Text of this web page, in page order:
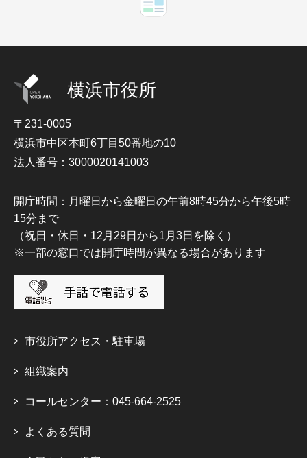
横浜市役所
〒231-0005
横浜市中区本町6丁目50番地の10
法人番号：3000020141003
開庁時間：月曜日から金曜日の午前8時45分から午後5時
15分まで
（祝日・休日・12月29日から1月3日を除く）
※一部の窓口では開庁時間が異なる場合があります
市役所アクセス・駐車場
組織案内
コールセンター：045-664-2525
よくある質問